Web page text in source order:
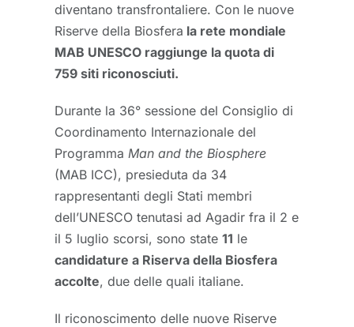
diventano transfrontaliere. Con le nuove
Riserve della Biosfera la rete mondiale
MAB UNESCO raggiunge la quota di
759 siti riconosciuti.
Durante la 36° sessione del Consiglio di
Coordinamento Internazionale del
Programma Man and the Biosphere
(MAB ICC), presieduta da 34
rappresentanti degli Stati membri
dell’UNESCO tenutasi ad Agadir fra il 2 e
il 5 luglio scorsi, sono state 11 le
candidature a Riserva della Biosfera
accolte, due delle quali italiane.
Il riconoscimento delle nuove Riserve